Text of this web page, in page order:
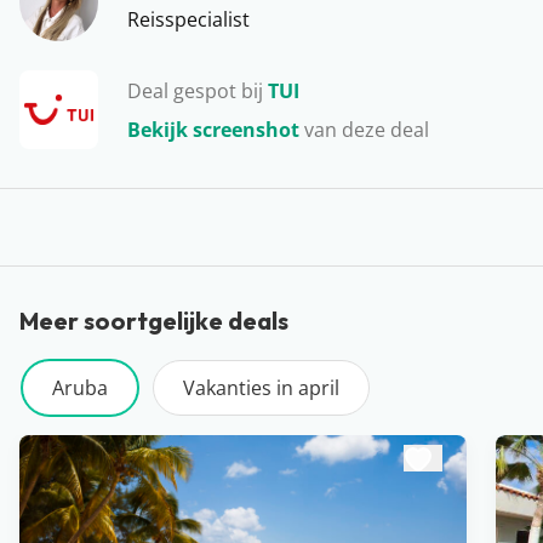
Reisspecialist
Deal gespot bij TUI
Bekijk screenshotvan deze deal
Aruba lekker luieren en genieten van de zon, maar ook
veel (water)activiteiten ondernemen. Het is zowel in de
winter als in de zomer een heerlijk eiland om op te
laden…
Meer soortgelijke deals
Aruba Vakanties in april